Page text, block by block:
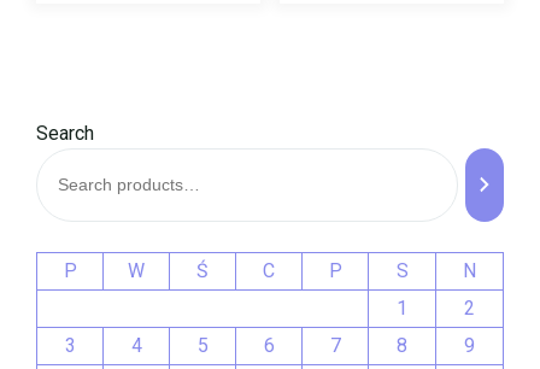
Search
P W Ś C P S
N
1
2
3
4 5 6 7 8
9